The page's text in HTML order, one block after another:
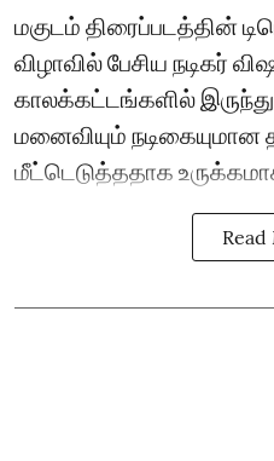
மகுடம் திரைப்படத்தின்
விழாவில் பேசிய நடிகர்
காலக்கட்டங்களில்
மனைவியும்
மீட்டெடுத்ததாக உருக்கமாக